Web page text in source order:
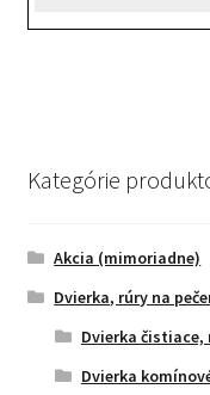
Kategórie
Akcia (mimoriadne)
Dvierka, rúry na
Dvierka čistiace,
Dvierka